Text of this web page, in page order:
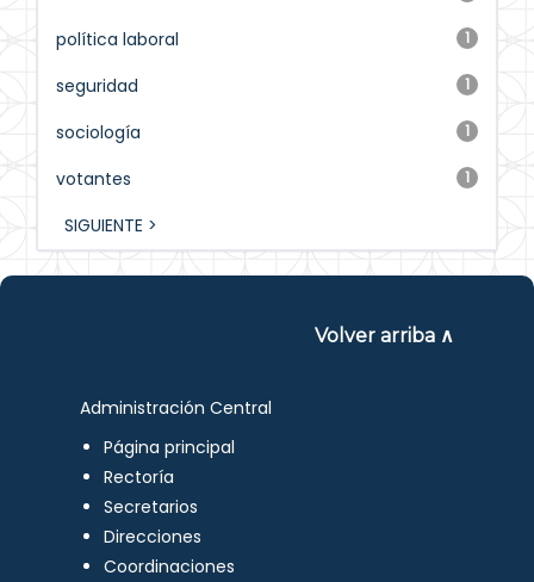
1
política laboral
1
seguridad
1
sociología
1
votantes
SIGUIENTE >
Volver arriba ∧
Administración Central
Página principal
Rectoría
Secretarios
Direcciones
Coordinaciones